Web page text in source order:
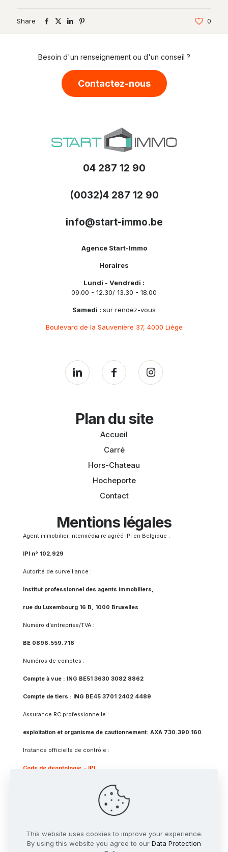
Share 0
Besoin d'un renseignement ou d'un conseil ?
Contactez-nous
04 287 12 90
(0032)4 287 12 90
info@start-immo.be
Agence Start-Immo
Horaires
Lundi - Vendredi :
09.00 - 12.30/ 13.30 - 18.00
Samedi : sur rendez-vous
Boulevard de la Sauvenière 37, 4000 Liège
Plan du site
Accueil
Carré
Hors-Chateau
Hocheporte
Contact
Mentions légales
Agent immobilier intermédiaire agréé IPI en Belgique :
IPI n° 102.929
Autorité de surveillance :
Institut professionnel des agents immobiliers,
rue du Luxembourg 16 B, 1000 Bruxelles
Numéro d’entreprise/TVA :
BE 0896.559.716
Numéros de comptes :
Compte à vue : ING BE51 3630 3082 8862
Compte de tiers : ING BE45 3701 2402 4489
Assurance RC professionnelle :
exploitation et organisme de cautionnement: AXA 730.390.160
Instance officielle de contrôle :
Code de déontologie - IPI
© 2024 Chick&Kot Start-Immo| All Rights Reserved |
Commercialisé par Start-Immo
This website uses cookies to improve your experience.
By using this website you agree to our Data Protection